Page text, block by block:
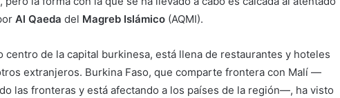
Al Qaeda del Magreb Islámico (AQMI).
centro de la capital burkinesa, está llena de restaurantes y hoteles
extranjeros. Burkina Faso, que comparte frontera con Malí —
las fronteras y está afectando a los países de la región—, ha visto